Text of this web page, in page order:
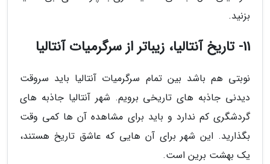
بزنید.
11- تاریخ آنتالیا، زیباتر از سرگرمیات آنتالیا
نوبتی هم باشد بین تمام سرگرمیات آنتالیا باید سروقت
دیدنی جاذبه های تاریخی برویم. شهر آنتالیا جاذبه های
گردشگری کم ندارد و باید برای مشاهده آن ها کمی وقت
بگذارید. این شهر برای آن هایی که عاشق تاریخ هستند،
یک بهشت برین است.